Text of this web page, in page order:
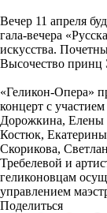
Вечер 11 апреля
гала-вечера
искусства.
Высочество
«Геликон-Опера»
концерт с
Дорожкина,
Костюк,
Скорикова,
Требелевой и
геликоновцам
управлением
Поделиться